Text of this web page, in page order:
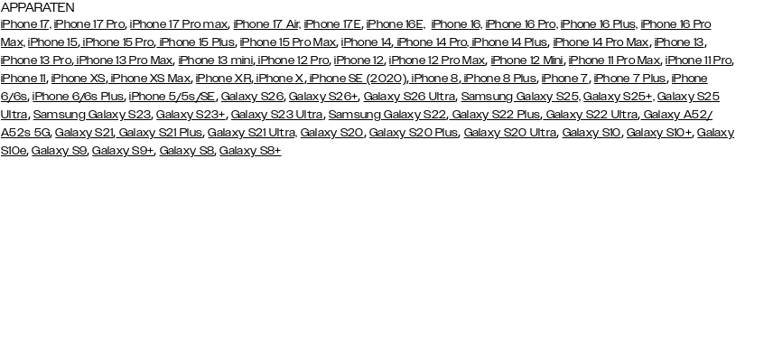
APPARATEN
iPhone 17, iPhone 17 Pro,iPhone 17 Pro max, iPhone 17 Air, iPhone 17E,iPhone 16E, iPhone 16, iPhone 16 Pro, iPhone 16 Plus, iPhone 16 Pro
Max, iPhone 15, iPhone 15 Pro, iPhone 15 Plus,iPhone 15 Pro Max,iPhone 14, iPhone 14 Pro, iPhone 14 Plus, iPhone 14 Pro Max, iPhone 13,
iPhone 13 Pro, iPhone 13 Pro Max, iPhone 13 mini,iPhone 12 Pro,iPhone 12,iPhone 12 Pro Max, iPhone 12 Mini, iPhone 11 Pro Max,iPhone 11 Pro,
iPhone 11, iPhone XS,iPhone XS Max,iPhone XR,iPhone X,iPhone SE (2020),iPhone 8,iPhone 8 Plus,iPhone 7, iPhone 7 Plus, iPhone
6/6s,iPhone 6/6s Plus,iPhone 5/5s/SE, Galaxy S26,Galaxy S26+, Galaxy S26 Ultra, Samsung Galaxy S25, Galaxy S25+, Galaxy S25
Ultra, Samsung Galaxy S23,Galaxy S23+, Galaxy S23 Ultra, Samsung Galaxy S22, Galaxy S22 Plus, Galaxy S22 Ultra, Galaxy A52/
A52s 5G,Galaxy S21, Galaxy S21 Plus,Galaxy S21 Ultra, Galaxy S20, Galaxy S20 Plus, Galaxy S20 Ultra, Galaxy S10, Galaxy S10+,Galaxy
S10e,Galaxy S9,Galaxy S9+, Galaxy S8,Galaxy S8+